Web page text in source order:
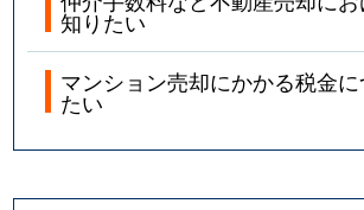
知りたい
マンション売却にかかる税金に
たい